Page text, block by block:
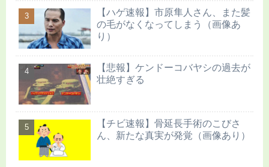
【ハゲ速報】市原隼人さん、また髪
の毛がなくなってしまう（画像あ
り）
【悲報】ケンドーコバヤシの過去が
壮絶すぎる
【チビ速報】骨延長手術のこびさ
ん、新たな真実が発覚（画像あり）